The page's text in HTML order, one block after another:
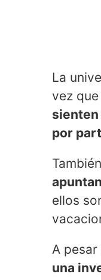
La
vez
sienten
por
ellos
A
una